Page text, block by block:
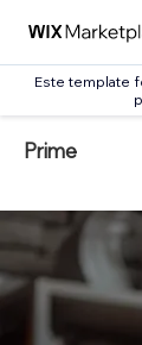
Este template